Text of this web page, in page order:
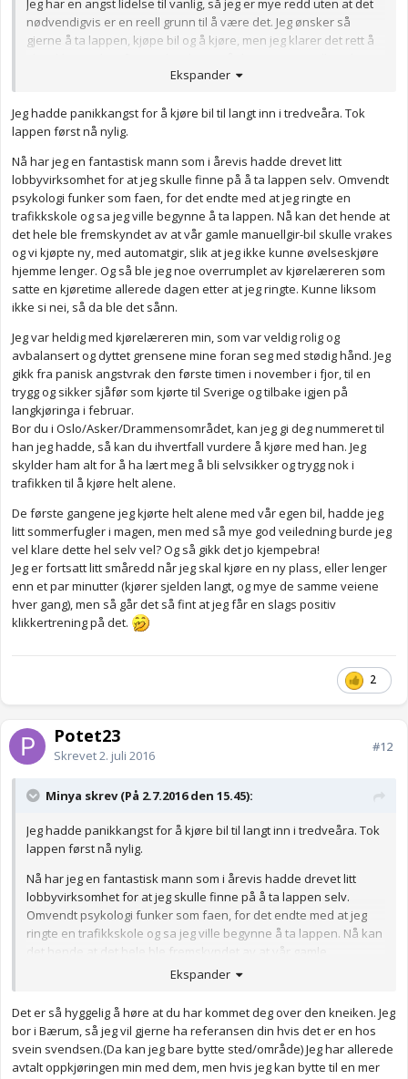
Jeg har en angst lidelse til vanlig, så jeg er mye redd uten at det
nødvendigvis er en reell grunn til å være det. Jeg ønsker så
gjerne å ta lappen, kjøpe bil og å kjøre, men jeg klarer det rett å
kjenner godt. Nemlig det området jeg har vokst opp/bor. Men når
panikk. Jeg føler at jeg ikke klarer å følge med på trafikkbilde
godt nok fordi kortidsminne mitt blir for opptatt med å være redd.
sentralt. Men jeg ønsker alikevel å kjøre. Det er langt å gå fra
bussholdeplassen til hjemmet, og da jeg bor på toppen av en ås
er det et slit å drasse med alle varene fra matbutikken hjem.
Selv om jeg skulle klart å ta lappen ville jeg aldri ha funnet på å
kjøre om jeg merke at jeg ikke er ved mine fulle fem. Men det er
den første knekken jeg må komme over til å tørre å faktisk sette
meg i bilen og å kjøre. Spesielt alene. Planen er å hovedsakelig
kjøre til og fra jobb og til og fra butikk. Da jeg vil bli trygg på dette
Er det noen som har noen gode tips ?
Ekspander
Jeg hadde panikkangst for å kjøre bil til langt inn i tredveåra. Tok
lappen først nå nylig.
Nå har jeg en fantastisk mann som i årevis hadde drevet litt
lobbyvirksomhet for at jeg skulle finne på å ta lappen selv. Omvendt
psykologi funker som faen, for det endte med at jeg ringte en
trafikkskole og sa jeg ville begynne å ta lappen. Nå kan det hende at
det hele ble fremskyndet av at vår gamle manuellgir-bil skulle vrakes
og vi kjøpte ny, med automatgir, slik at jeg ikke kunne øvelseskjøre
hjemme lenger. Og så ble jeg noe overrumplet av kjørelæreren som
satte en kjøretime allerede dagen etter at jeg ringte. Kunne liksom
ikke si nei, så da ble det sånn.
Jeg var heldig med kjørelæreren min, som var veldig rolig og
avbalansert og dyttet grensene mine foran seg med stødig hånd. Jeg
gikk fra panisk angstvrak den første timen i november i fjor, til en
trygg og sikker sjåfør som kjørte til Sverige og tilbake igjen på
langkjøringa i februar.
Bor du i Oslo/Asker/Drammensområdet, kan jeg gi deg nummeret til
han jeg hadde, så kan du ihvertfall vurdere å kjøre med han. Jeg
skylder ham alt for å ha lært meg å bli selvsikker og trygg nok i
trafikken til å kjøre helt alene.
De første gangene jeg kjørte helt alene med vår egen bil, hadde jeg
litt sommerfugler i magen, men med så mye god veiledning burde jeg
vel klare dette hel selv vel? Og så gikk det jo kjempebra!
Jeg er fortsatt litt småredd når jeg skal kjøre en ny plass, eller lenger
enn et par minutter (kjører sjelden langt, og mye de samme veiene
hver gang), men så går det så fint at jeg får en slags positiv
klikkertrening på det.
2
Potet23
Skrevet2. juli 2016
#12
Minya skrev (På 2.7.2016 den 15.45):
Jeg hadde panikkangst for å kjøre bil til langt inn i tredveåra. Tok
lappen først nå nylig.
Nå har jeg en fantastisk mann som i årevis hadde drevet litt
lobbyvirksomhet for at jeg skulle finne på å ta lappen selv.
Omvendt psykologi funker som faen, for det endte med at jeg
ringte en trafikkskole og sa jeg ville begynne å ta lappen. Nå kan
det hende at det hele ble fremskyndet av at vår gamle
manuellgir-bil skulle vrakes og vi kjøpte ny, med automatgir, slik
overrumplet av kjørelæreren som satte en kjøretime allerede
dagen etter at jeg ringte. Kunne liksom ikke si nei, så da ble det
sånn.
Jeg var heldig med kjørelæreren min, som var veldig rolig og
Ekspander
Det er så hyggelig å høre at du har kommet deg over den kneiken. Jeg
bor i Bærum, så jeg vil gjerne ha referansen din hvis det er en hos
svein svendsen.(Da kan jeg bare bytte sted/område) Jeg har allerede
avtalt oppkjøringen min med dem, men hvis jeg kan bytte til en mer